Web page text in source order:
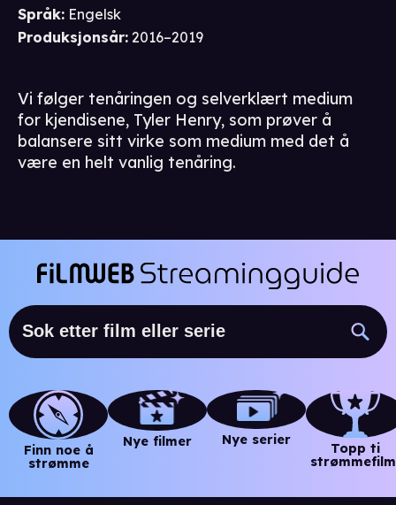
Språk: Engelsk
Produksjonsår: 2016–2019
Vi følger tenåringen og selverklært medium
for kjendisene, Tyler Henry, som prøver å
balansere sitt virke som medium med det å
være en helt vanlig tenåring.
Finn noe å
strømme
Nye filmer Nye serier
Topp ti